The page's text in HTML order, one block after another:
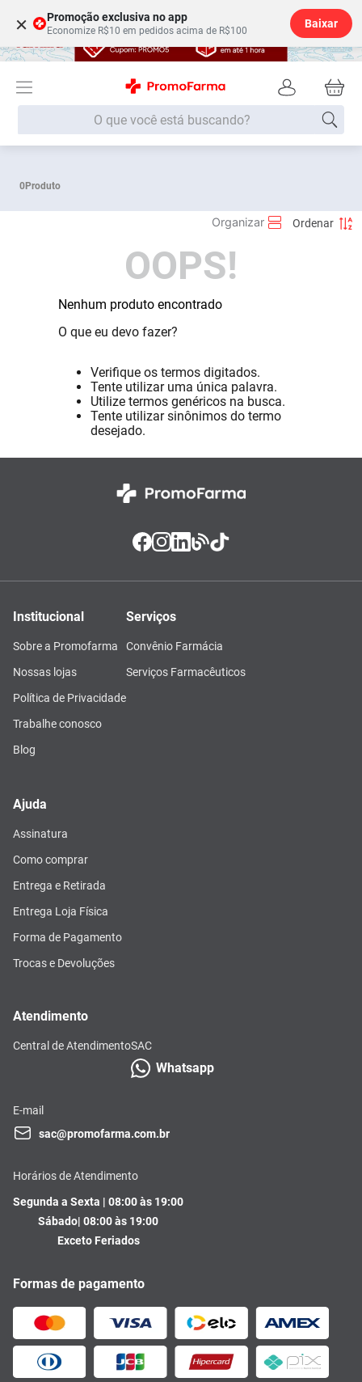
× Promoção exclusiva no app
Economize R$10 em pedidos acima de R$100
Baixar
O que você está buscando?
0Produto
OOPS!
Nenhum produto encontrado
O que eu devo fazer?
Verifique os termos digitados.
Tente utilizar uma única palavra.
Utilize termos genéricos na busca.
Tente utilizar sinônimos do termo
desejado.
Institucional
Sobre a Promofarma
Nossas lojas
Política de Privacidade
Trabalhe conosco
Blog
Serviços
Convênio Farmácia
Serviços Farmacêuticos
Ajuda
Assinatura
Como comprar
Entrega e Retirada
Entrega Loja Física
Forma de Pagamento
Trocas e Devoluções
Atendimento
Central de AtendimentoSAC
Whatsapp
E-mail
sac@promofarma.com.br
Horários de Atendimento
Segunda a Sexta | 08:00 às 19:00
Sábado| 08:00 às 19:00
Exceto Feriados
Formas de pagamento
Fralda G
Desodorante
Absorvente
Pampers Confort Sec
Lavitan